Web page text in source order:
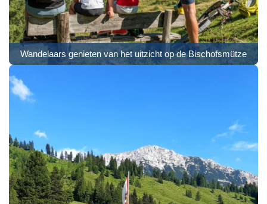
Wandelaars genieten van het uitzicht op de Bischofsmütze